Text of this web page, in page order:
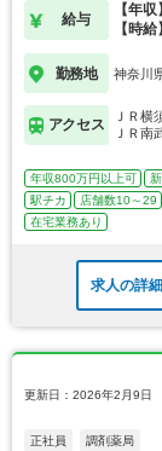
給与
【年
【時
勤務地 神奈川
アクセス
ＪＲ横
ＪＲ
年収800万円以上可
駅チカ
店舗数10～29
在宅業務あり
求人の詳
更新日：2026年2月9日
正社員 調剤薬局